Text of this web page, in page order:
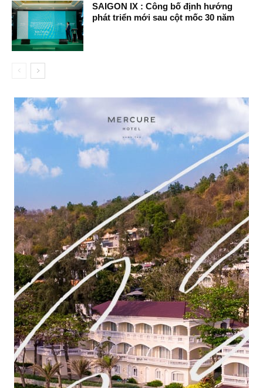
SAIGON IX : Công bố định hướng
phát triển mới sau cột mốc 30 năm